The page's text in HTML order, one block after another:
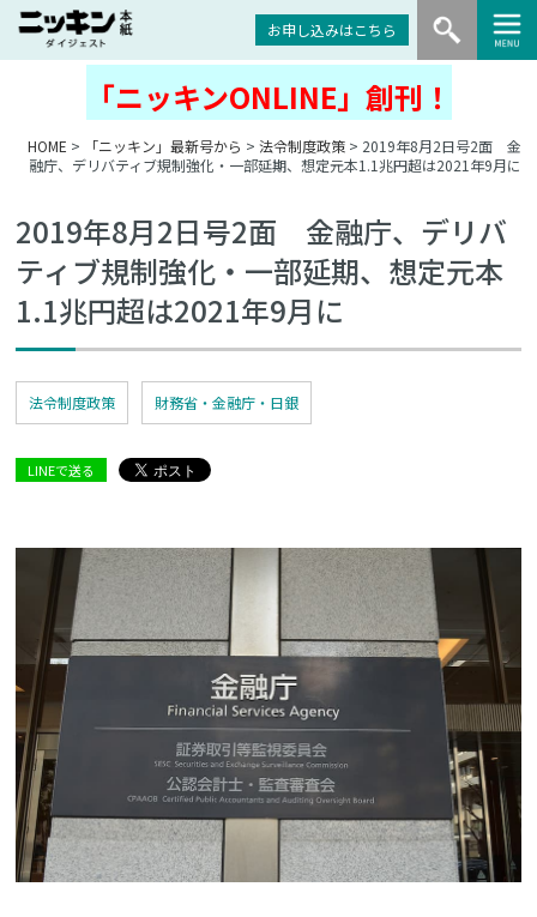
お申し込みはこちら
「ニッキンONLINE」創刊！
HOME > 「ニッキン」最新号から > 法令制度政策> 2019年8月2日号2面 金
融庁、デリバティブ規制強化・一部延期、想定元本1.1兆円超は2021年9月に
2019年8月2日号2面 金融庁、デリバ
ティブ規制強化・一部延期、想定元本
1.1兆円超は2021年9月に
法令制度政策 財務省・金融庁・日銀
LINEで送る